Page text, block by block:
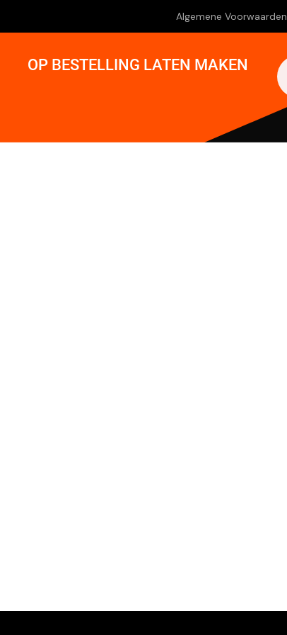
Algemene Voorwaarden
OP BESTELLING LATEN MAKEN